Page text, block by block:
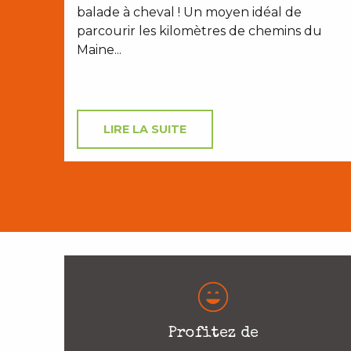
balade à cheval ! Un moyen idéal de
parcourir les kilomètres de chemins du
Maine...
LIRE LA SUITE
Profitez de